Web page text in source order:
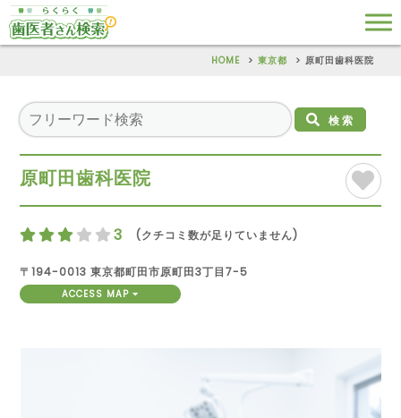
HOME 東京都 原町田歯科医院
検索
原町田歯科医院
3 (クチコミ数が足りていません)
〒194-0013 東京都町田市原町田3丁目7-5
ACCESS MAP